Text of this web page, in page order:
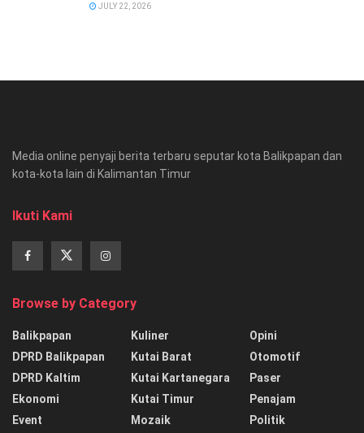
JULY 22, 2026
Media online penyaji berita terbaru seputar kota Balikpapan dan
kota-kota lain di Kalimantan Timur
Ikuti Kami
Browse by Category
Balikpapan
DPRD Balikpapan
DPRD Kaltim
Ekonomi
Event
Kuliner
Kutai Barat
Kutai Kartanegara
Kutai Timur
Mozaik
Opini
Otomotif
Paser
Penajam
Politik